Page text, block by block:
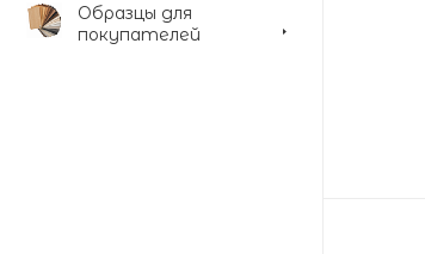
Образцы для
покупателей